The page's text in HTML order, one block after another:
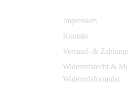
Impressum
Kontakt
Versand- &
Widerrufsrecht &
Widerrufsformular